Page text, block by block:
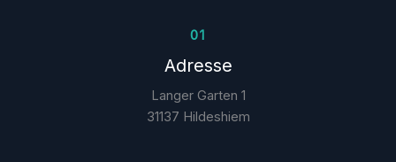
01
Adresse
Langer Garten 1
31137 Hildeshiem